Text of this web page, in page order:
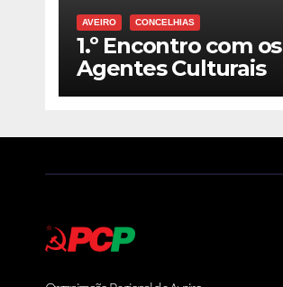
AVEIRO CONCELHIAS
1.º Encontro com os
Agentes Culturais
do Concelho